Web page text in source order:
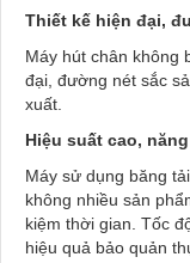
Thiết kế hiện đại,
Máy hút chân không
đại, đường nét sắc
xuất.
Hiệu suất cao,
Máy sử dụng băng
không nhiều sản
kiệm thời gian. Tốc
hiệu quả bảo quản